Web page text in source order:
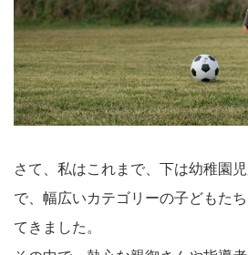
さて、私はこれまで、下は幼稚園
で、幅広いカテゴリーの子どもた
てきました。